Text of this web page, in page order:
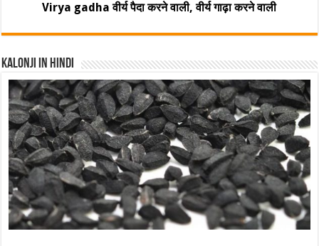
Virya gadha वीर्य पैदा करने वाली, वीर्य गाढ़ा करने वाली
Kalonji In Hindi